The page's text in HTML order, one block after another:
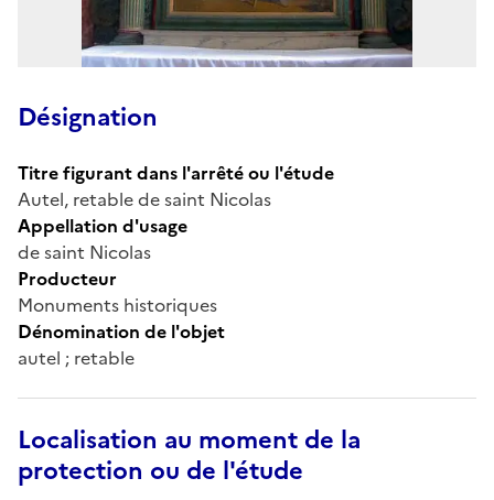
Désignation
Titre figurant dans l'arrêté ou l'étude
Autel, retable de saint Nicolas
Appellation d'usage
de saint Nicolas
Producteur
Monuments historiques
Dénomination de l'objet
autel ; retable
Localisation au moment de la
protection ou de l'étude